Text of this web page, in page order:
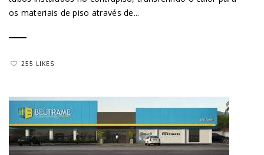
os materiais de piso através de...
255 LIKES